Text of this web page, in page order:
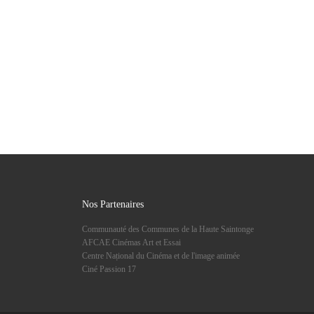
Nos Partenaires
Communauté des Communes de la Haute Saintonge
AFCAE Cinémas Art et Essai
Centre Național du Cinéma et de l'image animée
Ciné Passion 17